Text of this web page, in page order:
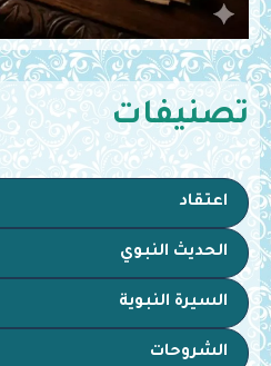
تصنيفات
اعتقاد
الحديث النبوي
السيرة النبوية
الشروحات